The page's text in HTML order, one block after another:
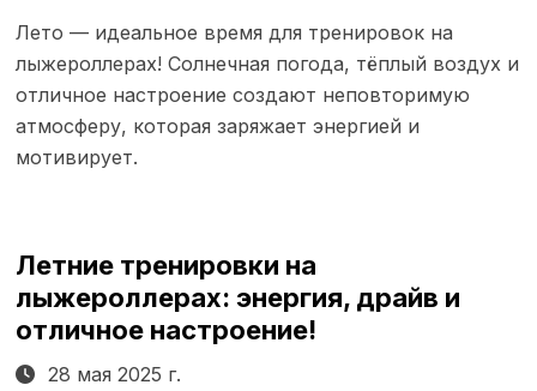
Лето — идеальное время для тренировок на
лыжероллерах! Солнечная погода, тёплый воздух и
отличное настроение создают неповторимую
атмосферу, которая заряжает энергией и
мотивирует.
Летние тренировки на
лыжероллерах: энергия, драйв и
отличное настроение!
28 мая 2025 г.